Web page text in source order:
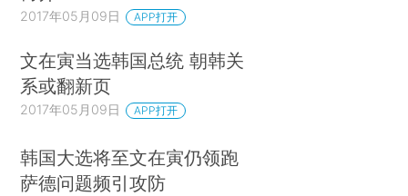
2017年05月09日 APP打开
文在寅当选韩国总统 朝韩关
系或翻新页
2017年05月09日 APP打开
韩国大选将至文在寅仍领跑
萨德问题频引攻防